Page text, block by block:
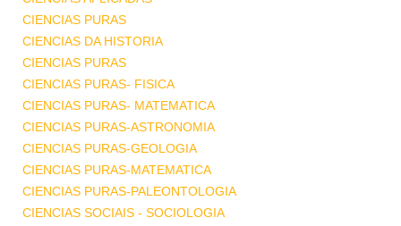
CIENCIAS PURAS
CIENCIAS DA HISTORIA
CIENCIAS PURAS
CIENCIAS PURAS- FISICA
CIENCIAS PURAS- MATEMATICA
CIENCIAS PURAS-ASTRONOMIA
CIENCIAS PURAS-GEOLOGIA
CIENCIAS PURAS-MATEMATICA
CIENCIAS PURAS-PALEONTOLOGIA
CIENCIAS SOCIAIS - SOCIOLOGIA